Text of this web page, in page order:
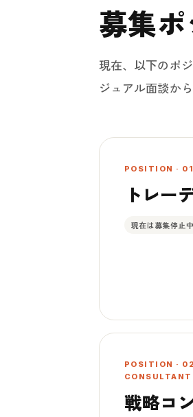
募集
現在、以下のポ
ジュアル面談か
POSITION ·
トレー
現在は募集停止中
POSITION ·
CONSULTANT
戦略コ